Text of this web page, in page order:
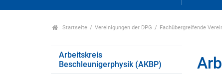
Startseite Vereinigungen der DPG Fachübergreifende
Arbeitskreis
Beschleunigerphysik (AKBP)